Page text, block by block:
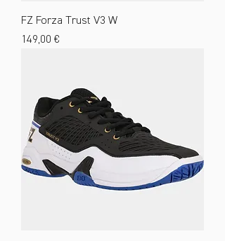
FZ Forza Trust V3 W
Preis
149,00 €